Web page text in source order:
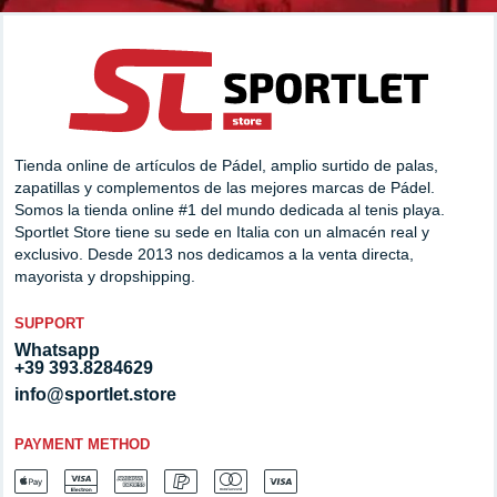
Tienda online de artículos de Pádel, amplio surtido de palas,
zapatillas y complementos de las mejores marcas de Pádel.
Somos la tienda online #1 del mundo dedicada al tenis playa.
Sportlet Store tiene su sede en Italia con un almacén real y
exclusivo. Desde 2013 nos dedicamos a la venta directa,
mayorista y dropshipping.
SUPPORT
Whatsapp
+39 393.8284629
info@sportlet.store
PAYMENT METHOD